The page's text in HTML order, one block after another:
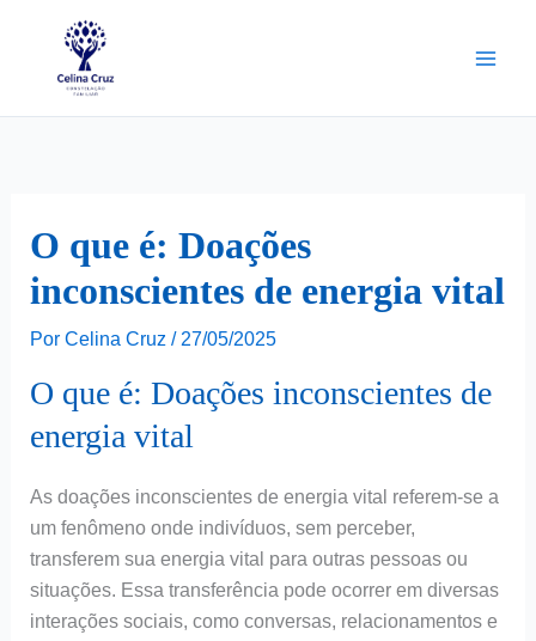
O que é: Doações
inconscientes de energia vital
Por Celina Cruz / 27/05/2025
O que é: Doações inconscientes de
energia vital
As doações inconscientes de energia vital referem-se a
um fenômeno onde indivíduos, sem perceber,
transferem sua energia vital para outras pessoas ou
situações. Essa transferência pode ocorrer em diversas
interações sociais, como conversas, relacionamentos e